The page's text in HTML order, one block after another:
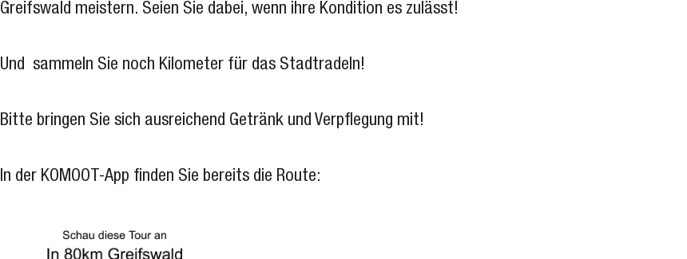
Greifswald meistern. Seien Sie dabei, wenn ihre Kondition es zulässt!
Und sammeln Sie noch Kilometer für das Stadtradeln!
Bitte bringen Sie sich ausreichend Getränk und Verpflegung mit!
In der KOMOOT-App finden Sie bereits die Route: